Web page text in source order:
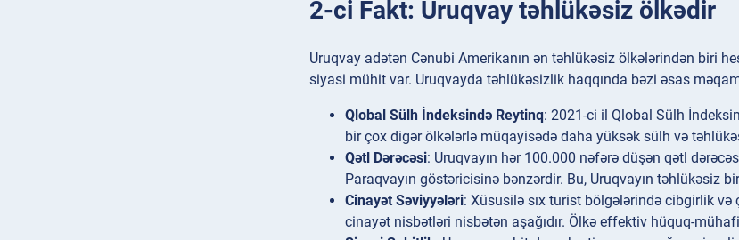
2-ci Fakt: Uruqvay təhlükəsiz ölkədir
Uruqvay adətən Cənubi Amerikanın ən təhlükəsiz ölkələrindən biri
siyasi mühit var. Uruqvayda təhlükəsizlik haqqında bəzi əsas
Qlobal Sülh İndeksində Reytinq: 2021-ci il Qlobal Sülh
bir çox digər ölkələrlə müqayisədə daha yüksək sülh və
Qətl Dərəcəsi: Uruqvayın hər 100.000 nəfərə düşən qətl
Paraqvayın göstəricisinə bənzərdir. Bu, Uruqvayın təhlükəsiz
Cinayət Səviyyələri: Xüsusilə sıx turist bölgələrində cibgirlik
cinayət nisbətləri nisbətən aşağıdır. Ölkə effektiv hüquq-